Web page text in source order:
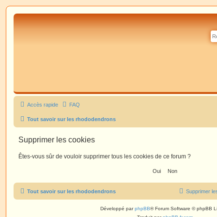
Accès rapide FAQ
Tout savoir sur les rhododendrons
Supprimer les cookies
Êtes-vous sûr de vouloir supprimer tous les cookies de ce forum ?
Tout savoir sur les rhododendrons Supprimer
Développé parphpBB® Forum Software © phpBB